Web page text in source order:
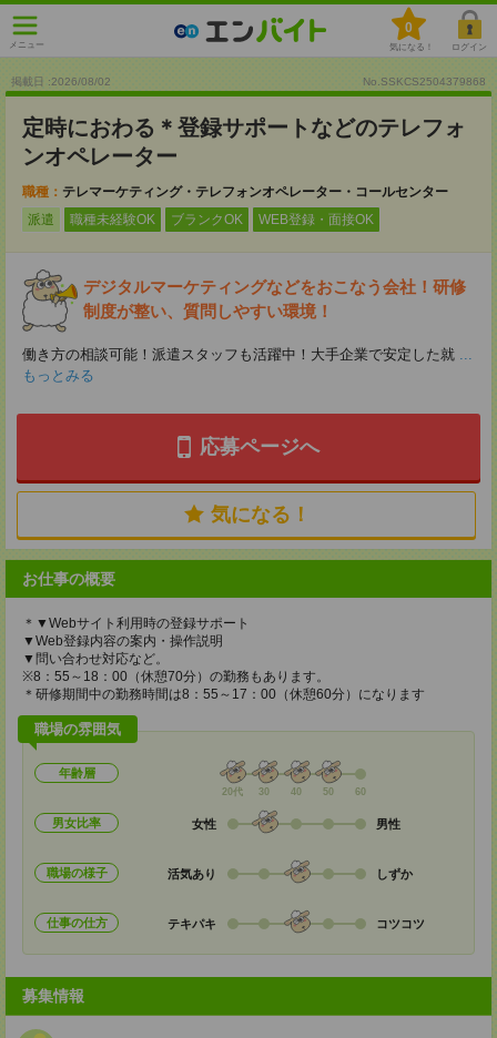
メニュー
0
気になる！ ログイン
掲載日 :2026/08/02 No.SSKCS2504379868
定時におわる＊登録サポートなどのテレフォ
ンオペレーター
職種： テレマーケティング・テレフォンオペレーター・コールセンター
派遣
職種未経験OK ブランクOK WEB登録・面接OK
デジタルマーケティングなどをおこなう会社！研修
制度が整い、質問しやすい環境！
働き方の相談可能！派遣スタッフも活躍中！大手企業で安定した就 ...
もっとみる
応募ページへ
気になる！
お仕事の概要
＊▼Webサイト利用時の登録サポート
▼Web登録内容の案内・操作説明
▼問い合わせ対応など。
※8：55～18：00（休憩70分）の勤務もあります。
＊研修期間中の勤務時間は8：55～17：00（休憩60分）になります
職場の雰囲気
年齢層
20代 30 40 50 60
男女比率 女性 男性
職場の様子 活気あり しずか
仕事の仕方 テキパキ コツコツ
募集情報